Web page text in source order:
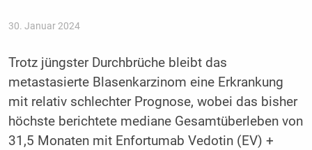
30. Januar 2024
Trotz jüngster Durchbrüche bleibt das
metastasierte Blasenkarzinom eine Erkrankung
mit relativ schlechter Prognose, wobei das bisher
höchste berichtete mediane Gesamtüberleben von
31,5 Monaten mit Enfortumab Vedotin (EV) +